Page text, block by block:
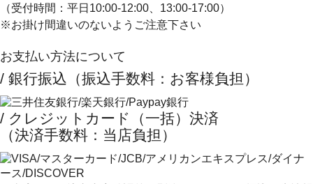
（受付時間：平日10:00-12:00、13:00-17:00）
※お掛け間違いのないようご注意下さい
お支払い方法について
/ 銀行振込（振込手数料：お客様負担）
/ クレジットカード（一括）決済
（決済手数料：当店負担）